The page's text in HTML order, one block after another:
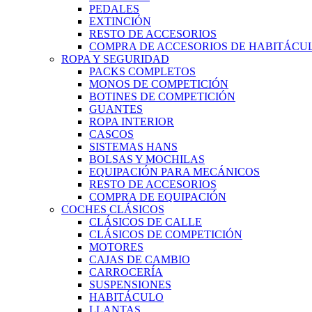
PEDALES
EXTINCIÓN
RESTO DE ACCESORIOS
COMPRA DE ACCESORIOS DE
ROPA Y SEGURIDAD
PACKS COMPLETOS
MONOS DE COMPETICIÓN
BOTINES DE COMPETICIÓN
GUANTES
ROPA INTERIOR
CASCOS
SISTEMAS HANS
BOLSAS Y MOCHILAS
EQUIPACIÓN PARA MECÁNICOS
RESTO DE ACCESORIOS
COMPRA DE EQUIPACIÓN
COCHES CLÁSICOS
CLÁSICOS DE CALLE
CLÁSICOS DE COMPETICIÓN
MOTORES
CAJAS DE CAMBIO
CARROCERÍA
SUSPENSIONES
HABITÁCULO
LLANTAS